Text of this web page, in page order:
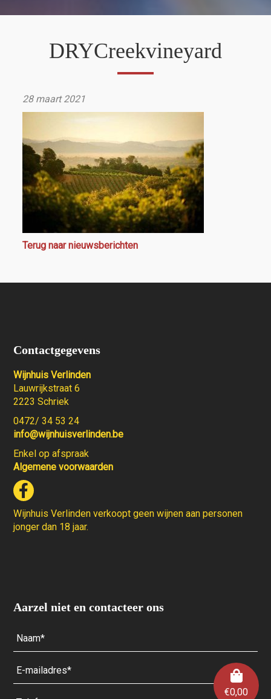
€0,00
DRYCreekvineyard
28 maart 2021
Terug naar nieuwsberichten
Contactgegevens
Wijnhuis Verlinden
Lauwrijkstraat 6
2223 Schriek
0472/ 34 53 24
info@wijnhuisverlinden.be
Enkel op afspraak
Algemene voorwaarden
Wijnhuis Verlinden verkoopt geen wijnen aan personen
jonger dan 18 jaar.
Aarzel niet en contacteer ons